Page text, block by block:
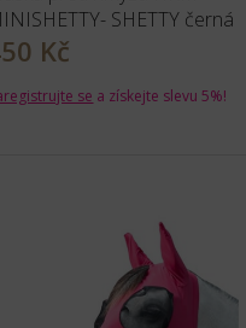
SHETTY černá
Kč
se a získejte slevu 5%!